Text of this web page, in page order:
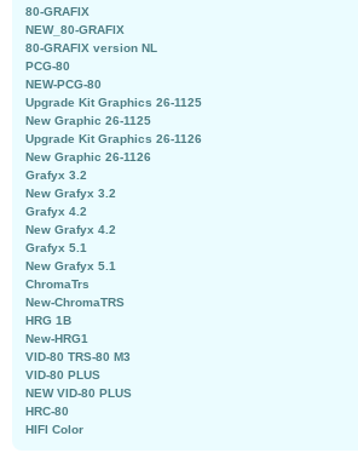
80-GRAFIX
NEW_80-GRAFIX
80-GRAFIX version NL
PCG-80
NEW-PCG-80
Upgrade Kit Graphics 26-1125
New Graphic 26-1125
Upgrade Kit Graphics 26-1126
New Graphic 26-1126
Grafyx 3.2
New Grafyx 3.2
Grafyx 4.2
New Grafyx 4.2
Grafyx 5.1
New Grafyx 5.1
ChromaTrs
New-ChromaTRS
HRG 1B
New-HRG1
VID-80 TRS-80 M3
VID-80 PLUS
NEW VID-80 PLUS
HRC-80
HIFI Color